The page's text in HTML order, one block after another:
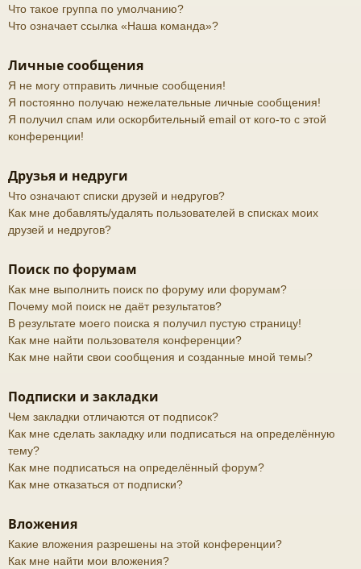
Что такое группа по умолчанию?
Что означает ссылка «Наша команда»?
Личные сообщения
Я не могу отправить личные сообщения!
Я постоянно получаю нежелательные личные сообщения!
Я получил спам или оскорбительный email от кого-то с этой
конференции!
Друзья и недруги
Что означают списки друзей и недругов?
Как мне добавлять/удалять пользователей в списках моих
друзей и недругов?
Поиск по форумам
Как мне выполнить поиск по форуму или форумам?
Почему мой поиск не даёт результатов?
В результате моего поиска я получил пустую страницу!
Как мне найти пользователя конференции?
Как мне найти свои сообщения и созданные мной темы?
Подписки и закладки
Чем закладки отличаются от подписок?
Как мне сделать закладку или подписаться на определённую
тему?
Как мне подписаться на определённый форум?
Как мне отказаться от подписки?
Вложения
Какие вложения разрешены на этой конференции?
Как мне найти мои вложения?